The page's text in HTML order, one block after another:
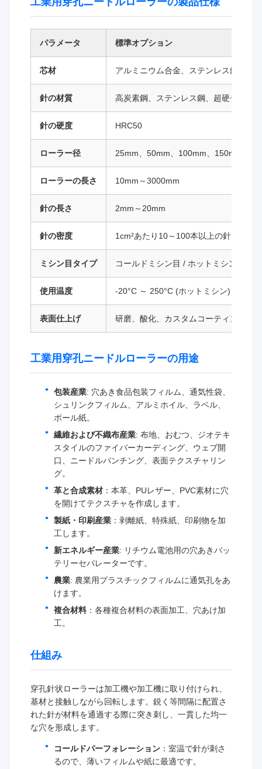
パラメータ 標準オプション
芯材 アルミニウム合金、ステンレス鋼、真鍮
針の材質 高炭素鋼、ステンレス鋼、超硬チップ
針の硬度 HRC50
ローラー径 25mm、50mm、100mm、150mm、
ローラーの長さ 10mm～3000mm
針の長さ 2mm～20mm
針の密度 1cm²あたり10～100本以上の針
ミシン目タイプ コールドミシン目 / ホットミシン目
使用温度 -20°C ～ 250°C (ホットミシン)
表面仕上げ 研磨、酸化、カスタムコーティング
工業用穿孔ニードルローラーの用途
包装産業: 穴あき食品包装フィルム、通気性袋、
シュリンクフィルム、アルミホイル、ラベル、
ボール紙。
繊維および不織布産業: 布地、おむつ、ジオテキ
スタイルのファイバーカーディング、ウェブ開
口、ニードルパンチング、表面テクスチャリン
グ。
革と合成素材 ：本革、PUレザー、PVC素材に穴
を開けてテクスチャを作成します。
製紙・印刷産業 ：剥離紙、特殊紙、印刷物を加
工します。
新エネルギー産業: リチウム電池用の穴あきバッ
テリーセパレーターです。
農業: 農業用プラスチックフィルムに通気孔をあ
けます。
複合材料 ：各種複合材料の表面加工、穴あけ加
工。
仕組み
穿孔針状ローラーは加工機や加工機に取り付けられ、
基材と接触しながら回転します。鋭く等間隔に配置さ
れた針が材料を通過する際に突き刺し、一貫した均一
な穴を形成します。
コールドパーフォレーション ：室温で針が刺さ
るので、薄いフィルムや紙に最適です。